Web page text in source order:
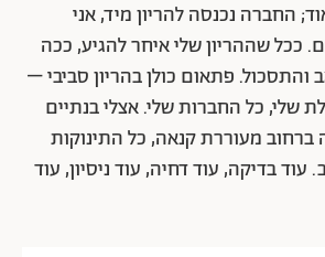
החברה נכנסה להריון מיד, אני
ככל שההריון שלי איחר להגיע, ככה
והתסכול. פתאום כולן בהריון סביבי –
שלי, כל החברות שלי. אצלי בנתיים
ברחוב מעוררת קנאה, כל התינוקות
עוד בדיקה, עוד דחיה, עוד ניסיון, עוד